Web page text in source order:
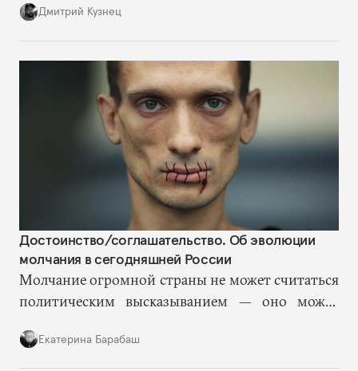
пойти на войну. Военных сейчас больше
беспокоит качество «добываемого ресурса».
Дмитрий Кузнец
Достоинство/соглашательство. Об эволюции
молчания в сегодняшней России
Молчание огромной страны не может считаться
политическим высказыванием — оно может
жест, как действие. Когда за ним стоит риск.
Когда оно нарушает правила, а не обслуживает
Екатерина Барабаш